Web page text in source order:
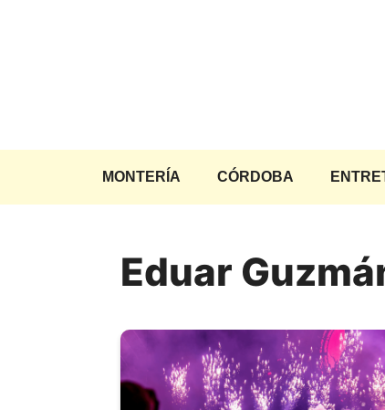
MONTERÍA CÓRDOBA
Eduar